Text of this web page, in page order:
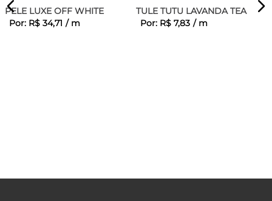
PELE LUXE OFF WHITE
Por: R$ 34,71 / m
TULE TUTU LAVANDA TEA
Por: R$ 7,83 / m